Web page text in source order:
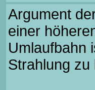
Argument
einer
Umlaufbahn
Strahlung zu